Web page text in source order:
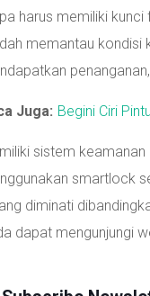
harus memiliki
memantau kondisi
Juga: Begini Ciri
sistem
smartlock
diminati
dapat mengunjungi